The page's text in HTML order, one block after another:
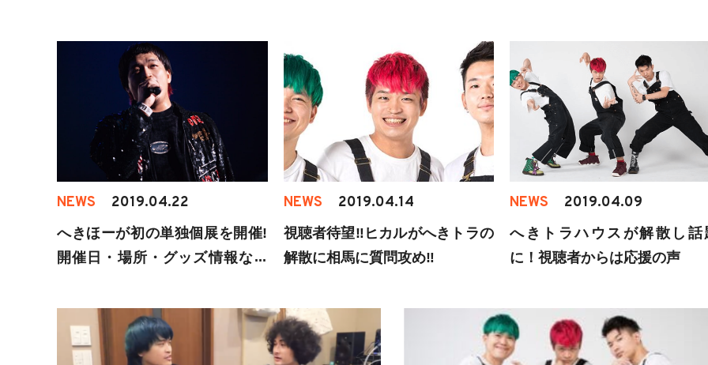
NEWS 2019.04.22
へきほーが初の単独個展を開催!
開催日・場所・グッズ情報など
NEWS 2019.04.14
視聴者待望‼︎ヒカルがへきトラの
解散に相馬に質問攻め‼︎
NEWS 2019.04.09
へきトラハウスが解散し話
に！視聴者からは応援の声